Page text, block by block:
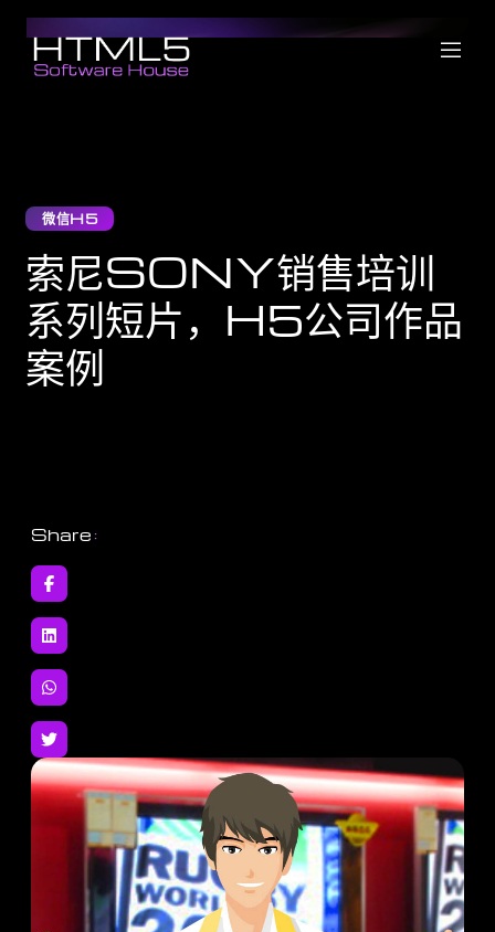
微信H5
索尼SONY销售培训
系列短片，H5公司作品
案例
Share: